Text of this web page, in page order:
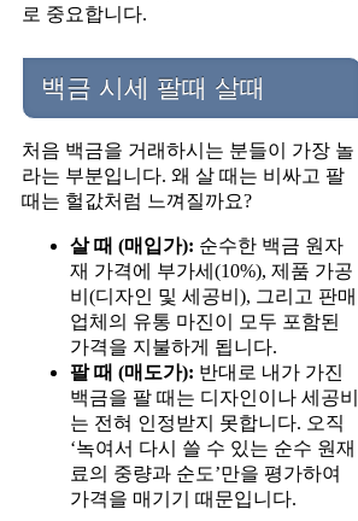
로 중요합니다.
백금 시세 팔때 살때
처음 백금을 거래하시는 분들이 가장 놀
라는 부분입니다. 왜 살 때는 비싸고 팔
때는 헐값처럼 느껴질까요?
살 때 (매입가): 순수한 백금 원자
재 가격에 부가세(10%), 제품 가공
비(디자인 및 세공비), 그리고 판매
업체의 유통 마진이 모두 포함된
가격을 지불하게 됩니다.
팔 때 (매도가): 반대로 내가 가진
백금을 팔 때는 디자인이나 세공비
는 전혀 인정받지 못합니다. 오직
‘녹여서 다시 쓸 수 있는 순수 원재
료의 중량과 순도’만을 평가하여
가격을 매기기 때문입니다.